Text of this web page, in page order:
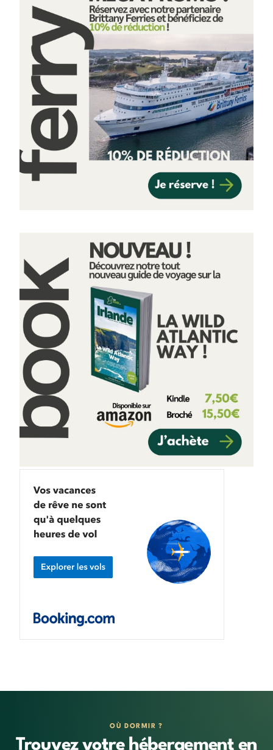
OÙ DORMIR ?
Trouvez votre hébergement en